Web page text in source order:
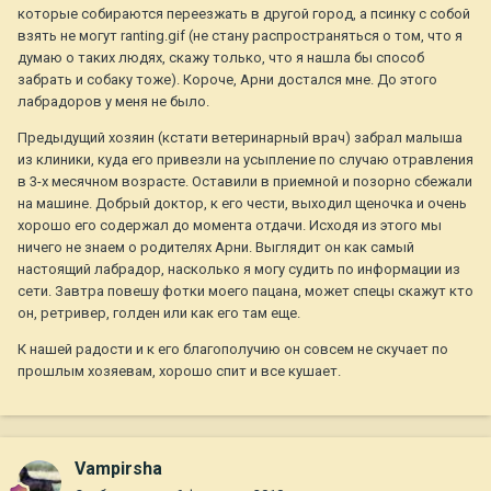
которые собираются переезжать в другой город, а псинку с собой
взять не могут ranting.gif (не стану распространяться о том, что я
думаю о таких людях, скажу только, что я нашла бы способ
забрать и собаку тоже). Короче, Арни достался мне. До этого
лабрадоров у меня не было.
Предыдущий хозяин (кстати ветеринарный врач) забрал малыша
из клиники, куда его привезли на усыпление по случаю отравления
в 3-х месячном возрасте. Оставили в приемной и позорно сбежали
на машине. Добрый доктор, к его чести, выходил щеночка и очень
хорошо его содержал до момента отдачи. Исходя из этого мы
ничего не знаем о родителях Арни. Выглядит он как самый
настоящий лабрадор, насколько я могу судить по информации из
сети. Завтра повешу фотки моего пацана, может спецы скажут кто
он, ретривер, голден или как его там еще.
К нашей радости и к его благополучию он совсем не скучает по
прошлым хозяевам, хорошо спит и все кушает.
Vampirsha